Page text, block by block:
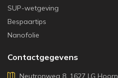
SUP-wetgeving
Bespaartips
Nanofolie
Contactgegevens
Neutronweg 8, 1627 LG Hoorn